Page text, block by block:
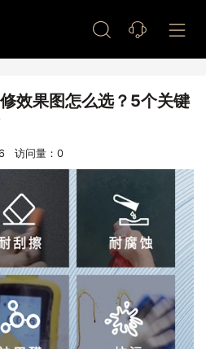
效果图怎么选？5个关键
访问量： 0